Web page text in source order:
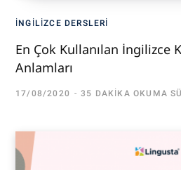
İNGILIZCE DERSLERI
En Çok Kullanılan İngilizce
Anlamları
17/08/2020 35 DAKIKA OKUMA